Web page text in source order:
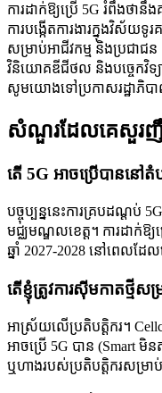
ការដាក់ឱ្យប្រើ 5G រំពឹងថានឹ
ការបង្កើតការងារក្នុងវិស័យទូ
សម្រាប់អាជីវកម្ម និងប្រជាជ
វិនិយោគឌីជីថល និងបច្ចេកវិទ្យ
សូមយោងទៅប្រកាសរដ្ឋាភិបា
សំណួរដែលគេសួរ
តើ 5G អាចប្រើបាននៅតំ
បច្ចុប្បន្ននេះការគ្របដណ្ត
មជ្ឈមណ្ឌលខេត្ត។ ការដាក់ឱ្
ឆ្នាំ 2027-2028 នៅពេលដែល
តើខ្ញុំត្រូវការស៊ីមកាតថ្មីស
អាស្រ័យលើប្រតិបត្តិករ។
អាចប្រើ 5G បាន (Smart មិ
ឬហាងរបស់ប្រតិបត្តិករសម្រា